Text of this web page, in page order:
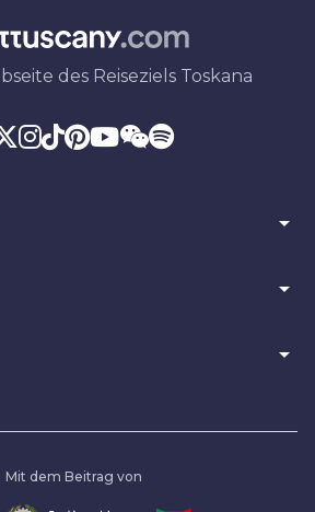
des Reiseziels Toskana
arrow_drop_down
arrow_drop_down
arrow_drop_down
Mit dem Beitrag von